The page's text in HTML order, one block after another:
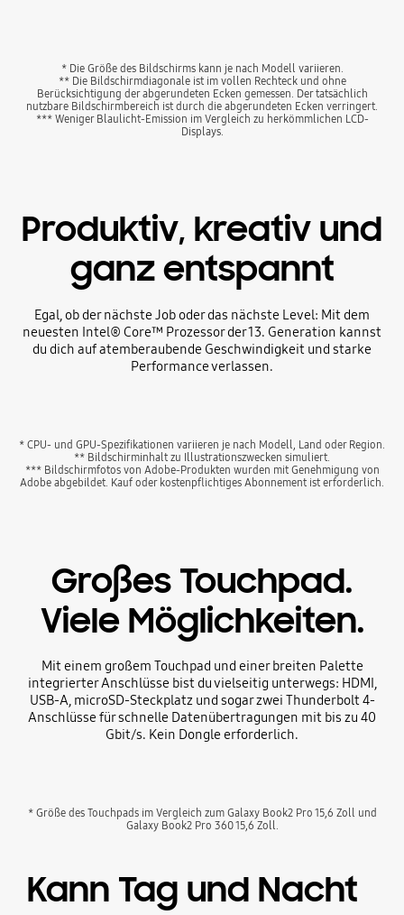
* Die Größe des Bildschirms kann je nach Modell variieren.
** Die Bildschirmdiagonale ist im vollen Rechteck und ohne
Berücksichtigung der abgerundeten Ecken gemessen. Der tatsächlich
nutzbare Bildschirmbereich ist durch die abgerundeten Ecken verringert.
*** Weniger Blaulicht-Emission im Vergleich zu herkömmlichen LCD-
Displays.
Produktiv, kreativ und
ganz entspannt
Egal, ob der nächste Job oder das nächste Level: Mit dem
neuesten Intel® Core™ Prozessor der 13. Generation kannst
du dich auf atemberaubende Geschwindigkeit und starke
Performance verlassen.
* CPU- und GPU-Spezifikationen variieren je nach Modell, Land oder Region.
** Bildschirminhalt zu Illustrationszwecken simuliert.
*** Bildschirmfotos von Adobe-Produkten wurden mit Genehmigung von
Adobe abgebildet. Kauf oder kostenpflichtiges Abonnement ist erforderlich.
Großes Touchpad.
Viele Möglichkeiten.
Mit einem großem Touchpad und einer breiten Palette
integrierter Anschlüsse bist du vielseitig unterwegs: HDMI,
USB-A, microSD-Steckplatz und sogar zwei Thunderbolt 4-
Anschlüsse für schnelle Datenübertragungen mit bis zu 40
Gbit/s. Kein Dongle erforderlich.
* Größe des Touchpads im Vergleich zum Galaxy Book2 Pro 15,6 Zoll und
Galaxy Book2 Pro 360 15,6 Zoll.
Kann Tag und Nacht